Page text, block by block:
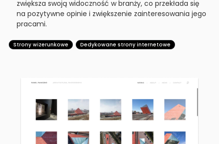
zwiększa swoją widoczność w branży, co przekłada się
na pozytywne opinie i zwiększenie zainteresowania jego
pracami.
Strony wizerunkowe Dedykowane strony internetowe